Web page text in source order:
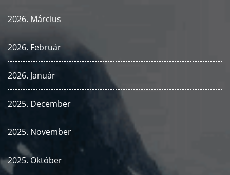
2026. Március
2026. Február
2026. Január
2025. December
2025. November
2025. Október